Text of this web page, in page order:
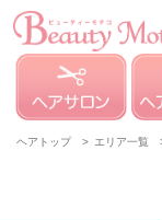
ヘアトップ > エリア一覧